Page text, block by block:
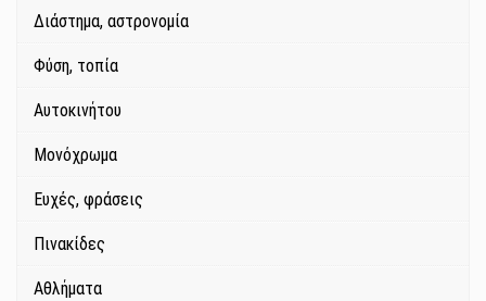
Διάστημα, αστρονομία
Φύση, τοπία
Αυτοκινήτου
Μονόχρωμα
Ευχές, φράσεις
Πινακίδες
Αθλήματα